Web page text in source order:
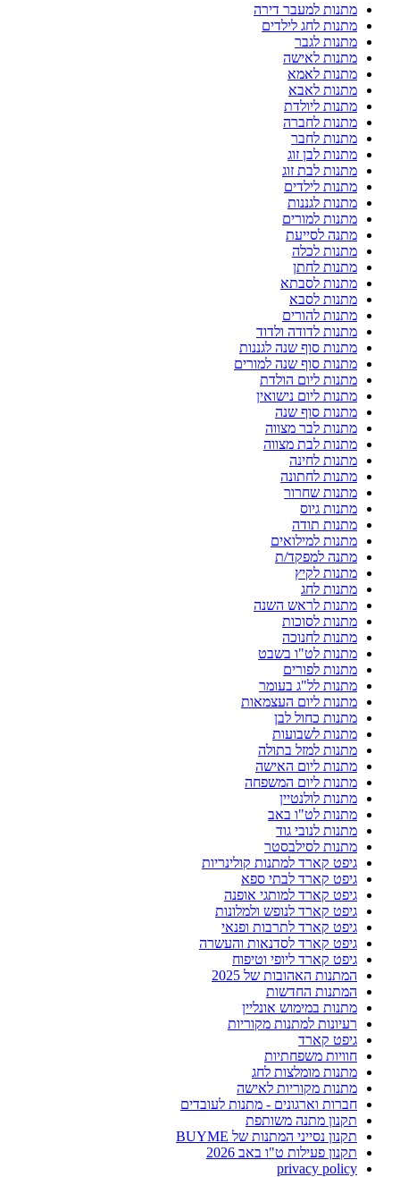
מתנות למעבר דירה
מתנות לחג לילדים
מתנות לגבר
מתנות לאישה
מתנות לאמא
מתנות לאבא
מתנות ליולדת
מתנות לחברה
מתנות לחבר
מתנות לבן זוג
מתנות לבת זוג
מתנות לילדים
מתנות לגננות
מתנות למורים
מתנה לסייעת
מתנות לכלה
מתנות לחתן
מתנות לסבתא
מתנות לסבא
מתנות להורים
מתנות לדודה ולדוד
מתנות סוף שנה לגננות
מתנות סוף שנה למורים
מתנות ליום הולדת
מתנות ליום נישואין
מתנות סוף שנה
מתנות לבר מצווה
מתנות לבת מצווה
מתנות לחינה
מתנות לחתונה
מתנות שחרור
מתנות גיוס
מתנות תודה
מתנות למילואים
מתנה למפקד/ת
מתנות לקיץ
מתנות לחג
מתנות לראש השנה
מתנות לסוכות
מתנות לחנוכה
מתנות לט"ו בשבט
מתנות לפורים
מתנות לל"ג בעומר
מתנות ליום העצמאות
מתנות כחול לבן
מתנות לשבועות
מתנות למזל בתולה
מתנות ליום האישה
מתנות ליום המשפחה
מתנות לולנטיין
מתנות לט"ו באב
מתנות לנובי גוד
מתנות לסילבסטר
גיפט קארד למתנות קולינריות
גיפט קארד לבתי ספא
גיפט קארד למותגי אופנה
גיפט קארד לנופש ולמלונות
גיפט קארד לתרבות ופנאי
גיפט קארד לסדנאות והעשרה
גיפט קארד ליופי וטיפוח
המתנות האהובות של 2025
המתנות החדשות
מתנות במימוש אונליין
רעיונות למתנות מקוריות
גיפט קארד
חוויות משפחתיות
מתנות מומלצות לחג
מתנות מקוריות לאישה
חברות וארגונים - מתנות לעובדים
תקנון מתנה משותפת
תקנון נסייני המתנות של BUYME
תקנון פעילות ט"ו באב 2026
privacy policy